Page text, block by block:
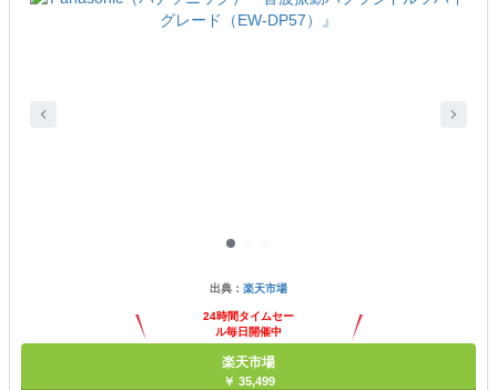
出典： 楽天市場
24時間タイムセー
ル毎日開催中
楽天市場
￥ 35,499